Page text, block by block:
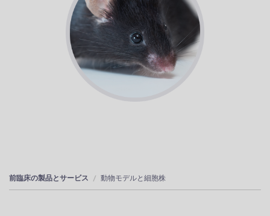
前臨床の製品とサービス 動物モデルと細胞株